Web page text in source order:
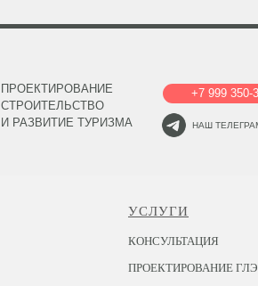
+7 999 350-
ПРОЕКТИРОВАНИЕ
СТРОИТЕЛЬСТВО
И РАЗВИТИЕ ТУРИЗМА
НАШ
УСЛУГИ
КОНСУЛЬТАЦИЯ
ПРОЕКТИРОВАНИЕ